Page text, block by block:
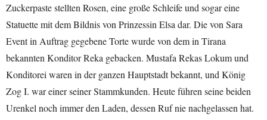
Zuckerpaste stellten Rosen, eine große Schleife und sogar eine
Statuette mit dem Bildnis von Prinzessin Elsa dar. Die von Sara
Event in Auftrag gegebene Torte wurde von dem in Tirana
bekannten Konditor Reka gebacken. Mustafa Rekas Lokum und
Konditorei waren in der ganzen Hauptstadt bekannt, und König
Zog I. war einer seiner Stammkunden. Heute führen seine beiden
Urenkel noch immer den Laden, dessen Ruf nie nachgelassen hat.